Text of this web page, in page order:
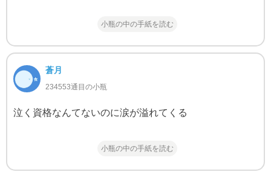
小瓶の中の手紙を読む
蒼月
234553通目の小瓶
泣く資格なんてないのに涙が溢れてくる
小瓶の中の手紙を読む